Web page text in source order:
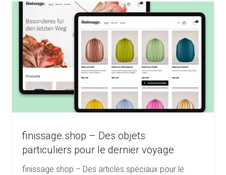
finissage.shop – Des objets
particuliers pour le dernier voyage
finissage.shop – Des articles spéciaux pour le